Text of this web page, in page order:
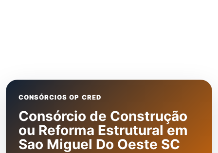
CONSÓRCIOS OP CRED
Consórcio de Construção
ou Reforma Estrutural em
Sao Miguel Do Oeste SC